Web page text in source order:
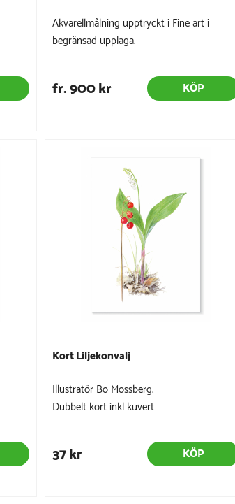
Akvarellmålning upptryckt i Fine art i
begränsad upplaga.
fr. 900 kr KÖP
Kort Liljekonvalj
Illustratör Bo Mossberg.
Dubbelt kort inkl kuvert
37 kr KÖP